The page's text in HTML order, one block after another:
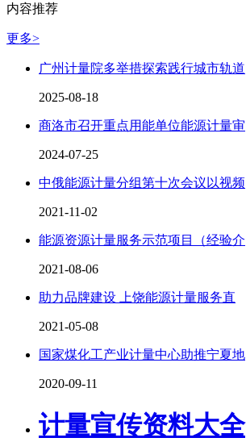
内容推荐
更多>
广州计量院多举措探索践行城市轨道
2025-08-18
商洛市召开重点用能单位能源计量审
2024-07-25
中俄能源计量分组第十次会议以视频
2021-11-02
能源资源计量服务示范项目（经验介
2021-08-06
助力品牌建设 上饶能源计量服务直
2021-05-08
国家煤化工产业计量中心助推宁夏地
2020-09-11
计量宣传资料大全